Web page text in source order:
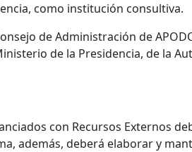
como institución consultiva.
de Administración de
de la Presidencia, de la
con Recursos Externos
además, deberá elaborar y